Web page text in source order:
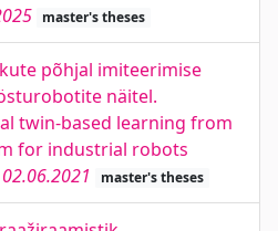
master's theses
põhjal imiteerimise
näitel.
twin-based learning from
for industrial robots
02.06.2021 master's theses